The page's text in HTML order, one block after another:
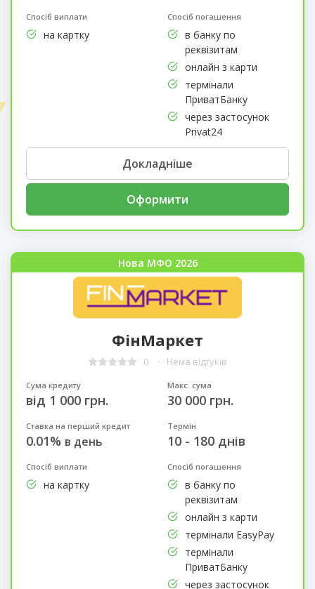
Спосіб виплати
на картку
Спосіб погашення
в банку по
реквізитам
онлайн з карти
термінали
ПриватБанку
через застосунок
Privat24
Докладніше
Оформити
Нова МФО 2026
ФінМаркет
0 Нема відгуків
Сума кредиту
від 1 000 грн.
Макс. сума
30 000 грн.
Ставка на перший кредит
0.01% в день
Термін
10 - 180 днів
Спосіб виплати
на картку
Спосіб погашення
в банку по
реквізитам
онлайн з карти
термінали EasyPay
термінали
ПриватБанку
через застосунок